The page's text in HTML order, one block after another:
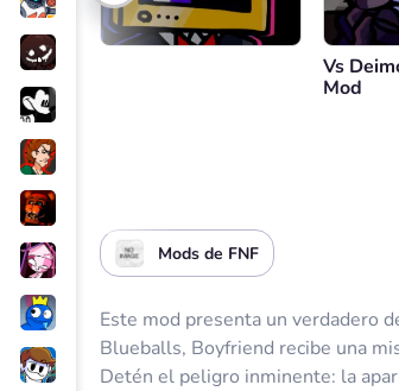
Vs
Mod
Mods de FNF
Este mod presenta un verdadero
Blueballs, Boyfriend recibe una
Detén el peligro inminente: la